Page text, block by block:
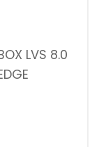
LVS 8.0